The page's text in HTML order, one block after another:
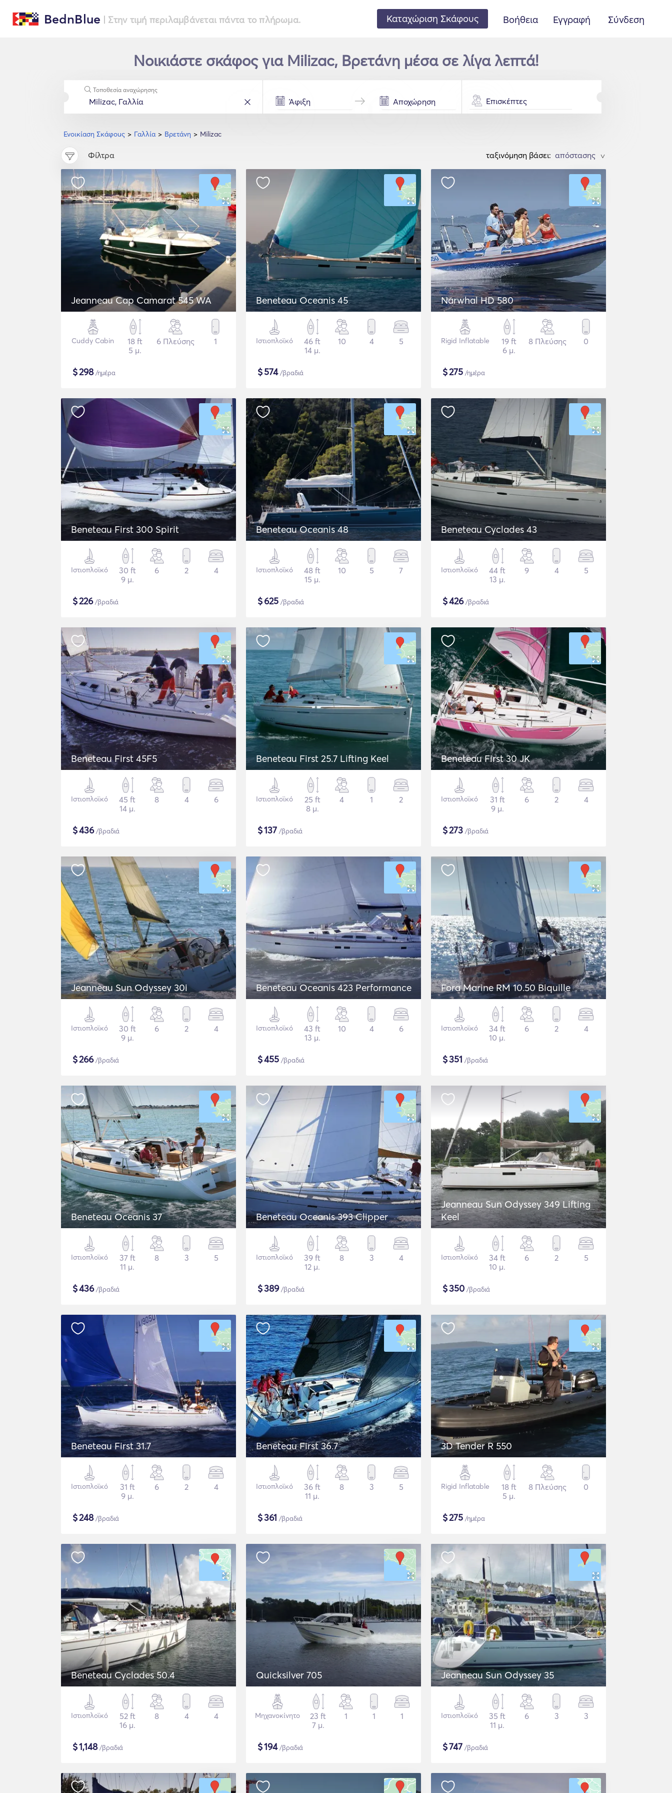
BednBlue | Στην τιμή περιλαμβάνεται πάντα το πλήρωμα. Καταχώριση Σκάφους Βοήθεια Εγγραφή Σύνδεση
Νοικιάστε σκάφος για Milizac, Βρετάνη μέσα σε λίγα λεπτά!
Ενοικίαση Σκάφοuς Γαλλία Βρετάνη Milizac
Τοποθεσία αναχώρησης
Επισκέπτες
Φίλτρα ταξινόμηση βάσει: >
Jeanneau Cap Camarat 545 WA
Cuddy Cabin
18 ft
5 μ.
6 Πλεύσης 1
$298/ημέρα
Beneteau Oceanis 45
Ιστιοπλοϊκό
46 ft
14 μ.
10 4 5
$574/βραδιά
Narwhal HD 580
Rigid Inflatable
19 ft
6 μ.
8 Πλεύσης 0
$275 /ημέρα
Beneteau First 300 Spirit
Ιστιοπλοϊκό
30 ft
9 μ.
6 2 4
$226/βραδιά
Beneteau Oceanis 48
Ιστιοπλοϊκό
48 ft
15 μ.
10 5 7
$625 /βραδιά
Beneteau Cyclades 43
Ιστιοπλοϊκό
44 ft
13 μ.
9 4 5
$426/βραδιά
Beneteau First 45F5
Ιστιοπλοϊκό
45 ft
14 μ.
8 4 6
$436/βραδιά
Beneteau First 25.7 Lifting Keel
Ιστιοπλοϊκό
25 ft
8 μ.
4 1 2
$137 /βραδιά
Beneteau First 30 JK
Ιστιοπλοϊκό
31 ft
9 μ.
6 2 4
$273 /βραδιά
Jeanneau Sun Odyssey 30i
Ιστιοπλοϊκό
30 ft
9 μ.
6 2 4
$266/βραδιά
Beneteau Oceanis 423 Performance
Ιστιοπλοϊκό
43 ft
13 μ.
10 4 6
$455 /βραδιά
Fora Marine RM 10.50 Biquille
Ιστιοπλοϊκό
34 ft
10 μ.
6 2 4
$351 /βραδιά
Beneteau Oceanis 37
Ιστιοπλοϊκό
37 ft
11 μ.
8 3 5
$436/βραδιά
Beneteau Oceanis 393 Clipper
Ιστιοπλοϊκό
39 ft
12 μ.
8 3 4
$389/βραδιά
Jeanneau Sun Odyssey 349 Lifting
Keel
Ιστιοπλοϊκό
34 ft
10 μ.
6 2 5
$350 /βραδιά
Beneteau First 31.7
Ιστιοπλοϊκό
31 ft
9 μ.
6 2 4
$248/βραδιά
Beneteau First 36.7
Ιστιοπλοϊκό
36 ft
11 μ.
8 3 5
$361 /βραδιά
3D Tender R 550
Rigid Inflatable
18 ft
5 μ.
8 Πλεύσης 0
$275 /ημέρα
Beneteau Cyclades 50.4
Ιστιοπλοϊκό
52 ft
16 μ.
8 4 4
$1,148/βραδιά
Quicksilver 705
Μηχανοκίνητο
23 ft
7 μ.
1 1 1
$194/βραδιά
Jeanneau Sun Odyssey 35
Ιστιοπλοϊκό
35 ft
11 μ.
6 3 3
$747 /βραδιά